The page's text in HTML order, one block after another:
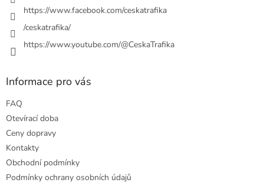
https://www.facebook.com/ceskatrafika
/ceskatrafika/
https://www.youtube.com/@CeskaTrafika
Informace pro vás
FAQ
Otevírací doba
Ceny dopravy
Kontakty
Obchodní podmínky
Podmínky ochrany osobních údajů